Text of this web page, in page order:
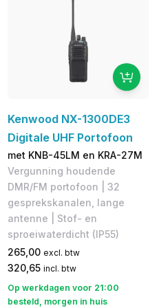
Kenwood NX-1300DE3
Digitale UHF Portofoon
met KNB-45LM en KRA-27M
Vergunning houdende
DMR/FM portofoon | 32
gesprekskanalen, lange
antenne | Stof- en
sproeiwaterdicht (IP55)
265,00 excl. btw
320,65 incl. btw
Op werkdagen voor 21:00
besteld, morgen in huis